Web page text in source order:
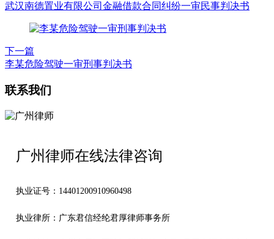
武汉南德置业有限公司金融借款合同纠纷一审民事判决书
下一篇
李某危险驾驶一审刑事判决书
联系我们
广州律师在线法律咨询
执业证号：14401200910960498
执业律所：广东君信经纶君厚律师事务所